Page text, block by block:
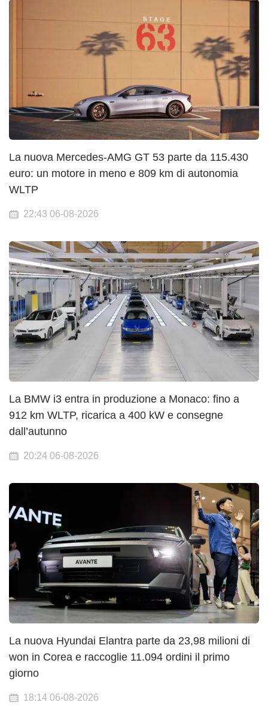
La nuova Mercedes-AMG GT 53 parte da 115.430
euro: un motore in meno e 809 km di autonomia
WLTP
22:43 06-08-2026
La BMW i3 entra in produzione a Monaco: fino a
912 km WLTP, ricarica a 400 kW e consegne
dall’autunno
20:24 06-08-2026
La nuova Hyundai Elantra parte da 23,98 milioni di
won in Corea e raccoglie 11.094 ordini il primo
giorno
18:14 06-08-2026